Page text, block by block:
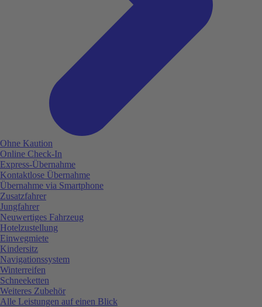
Ohne Kaution
Online Check-In
Express-Übernahme
Kontaktlose Übernahme
Übernahme via Smartphone
Zusatzfahrer
Jungfahrer
Neuwertiges Fahrzeug
Hotelzustellung
Einwegmiete
Kindersitz
Navigationssystem
Winterreifen
Schneeketten
Weiteres Zubehör
Alle Leistungen auf einen Blick